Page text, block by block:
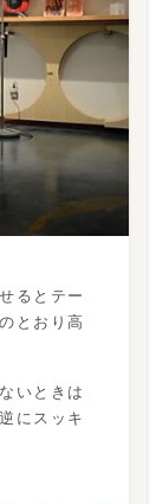
るとテー
とおり高
いときは
にスッキ